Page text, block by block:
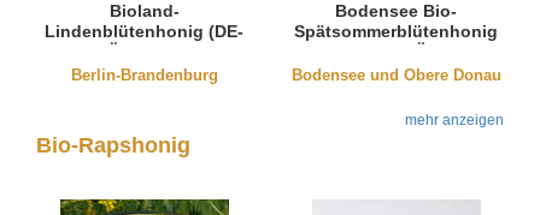
Bioland-
Lindenblütenhonig (DE-
Berlin-Brandenburg
Bodensee Bio-
Spätsommerblütenhonig
Bodensee und Obere Donau
mehr anzeigen
Bio-Rapshonig